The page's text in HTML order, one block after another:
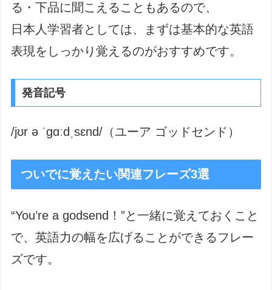
る・下品に聞こえることもあるので、
日本人学習者としては、まずは基本的な英語
表現をしっかり覚えるのがおすすめです。
発音記号
/jʊr ə ˈɡɑːdˌsɛnd/（ユーア ゴッドセンド）
ついでに覚えたい関連フレーズ3選
“You’re a godsend！”と一緒に覚えておくこと
で、英語力の幅を広げることができるフレー
ズです。